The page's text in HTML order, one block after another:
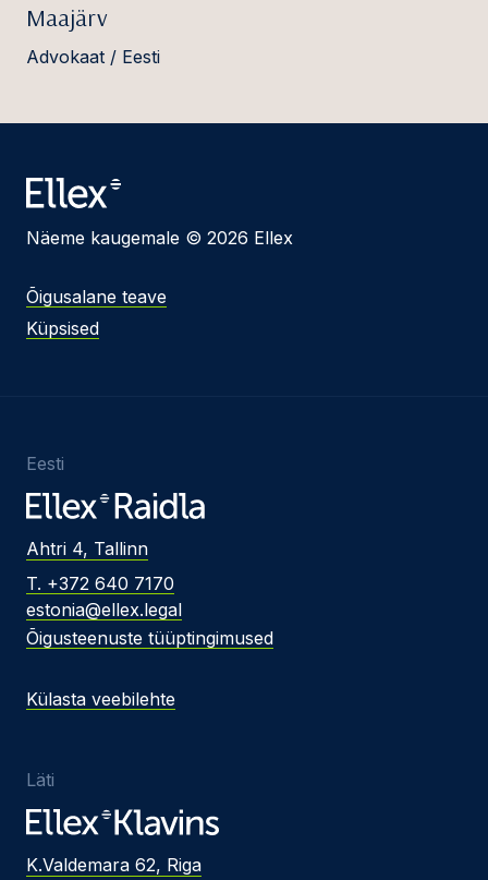
Maajärv
Advokaat / Eesti
Näeme kaugemale © 2026 Ellex
Õigusalane teave
Küpsised
Eesti
Ahtri 4, Tallinn
T. +372 640 7170
estonia@ellex.legal
Õigusteenuste tüüptingimused
Külasta veebilehte
Läti
K.Valdemara 62, Riga